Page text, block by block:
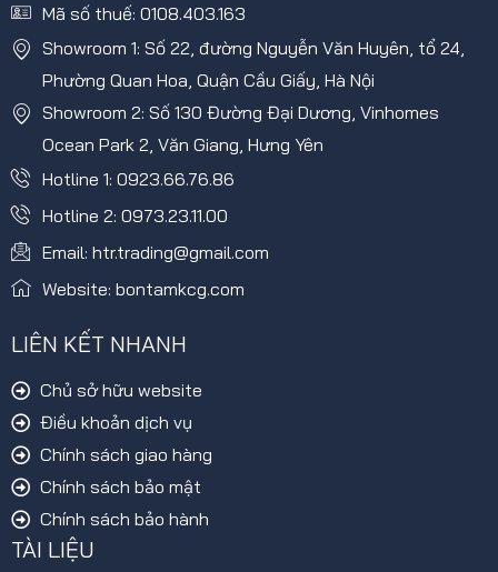
Mã số thuế: 0108.403.163
Showroom 1: Số 22, đường Nguyễn Văn Huyên, tổ 24,
Phường Quan Hoa, Quận Cầu Giấy, Hà Nội
Showroom 2: Số 130 Đường Đại Dương, Vinhomes
Ocean Park 2, Văn Giang, Hưng Yên
Hotline 1: 0923.66.76.86
Hotline 2: 0973.23.11.00
Email: htr.trading@gmail.com
Website: bontamkcg.com
LIÊN KẾT NHANH
Chủ sở hữu website
Điều khoản dịch vụ
Chính sách giao hàng
Chính sách bảo mật
Chính sách bảo hành
TÀI LIỆU